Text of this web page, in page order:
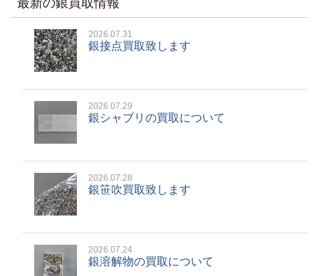
最新の銀買取情報
2026.07.31
銀接点買取致します
2026.07.29
銀シャブリの買取について
2026.07.28
銀笹吹買取致します
2026.07.24
銀溶解物の買取について